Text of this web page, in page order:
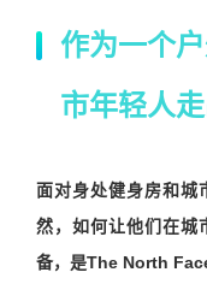
作为一个
市年轻人走
面对身处健身房和城
然，如何让他们在城
备，是The North